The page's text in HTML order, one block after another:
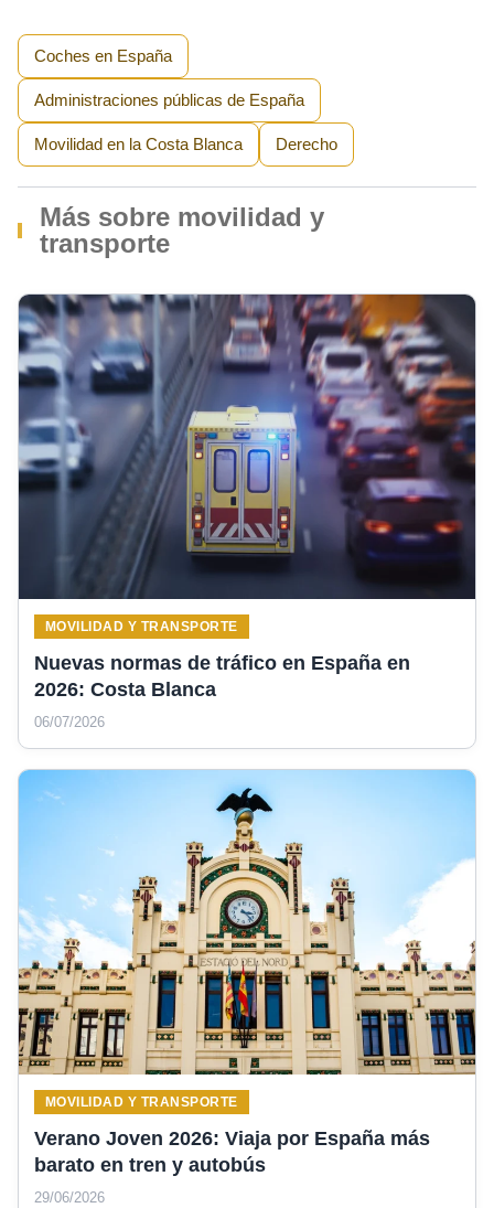
Coches en España
Administraciones públicas de España
Movilidad en la Costa Blanca Derecho
Más sobre movilidad y
transporte
MOVILIDAD Y TRANSPORTE
Nuevas normas de tráfico en España en
2026: Costa Blanca
06/07/2026
MOVILIDAD Y TRANSPORTE
Verano Joven 2026: Viaja por España más
barato en tren y autobús
29/06/2026